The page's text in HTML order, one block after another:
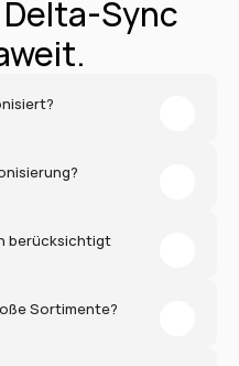
Sync
berücksichtigt
Sortimente?